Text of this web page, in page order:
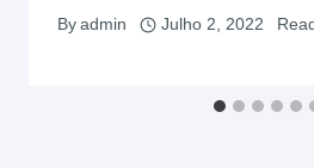
By admin Julho 2, 2022